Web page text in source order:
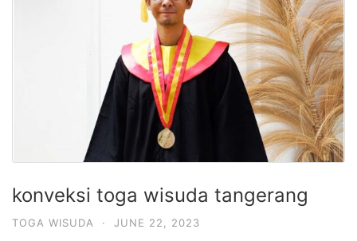
konveksi toga wisuda tangerang
TOGA WISUDA · JUNE 22, 2023